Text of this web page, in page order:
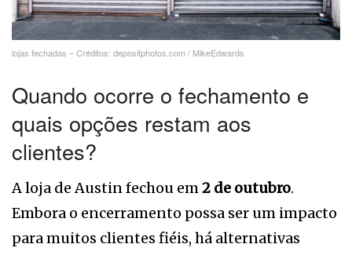
lojas fechadas – Créditos: depositphotos.com / MikeEdwards
Quando ocorre o fechamento e
quais opções restam aos
clientes?
A loja de Austin fechou em2 de outubro.
Embora o encerramento possa ser um impacto
para muitos clientes fiéis, há alternativas